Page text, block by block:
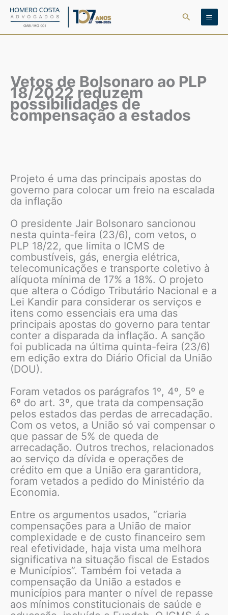
para
Pesquisar
Vetos de Bolsonaro ao PLP
18/2022 reduzem
possibilidades de
compensação a estados
Projeto é uma das principais apostas do
governo para colocar um freio na escalada
da inflação
O presidente Jair Bolsonaro sancionou
nesta quinta-feira (23/6), com vetos, o
PLP 18/22, que limita o ICMS de
combustíveis, gás, energia elétrica,
telecomunicações e transporte coletivo à
alíquota mínima de 17% a 18%. O projeto
que altera o Código Tributário Nacional e a
Lei Kandir para considerar os serviços e
itens como essenciais era uma das
principais apostas do governo para tentar
conter a disparada da inflação. A sanção
foi publicada na última quinta-feira (23/6)
em edição extra do Diário Oficial da União
(DOU).
Foram vetados os parágrafos 1º, 4º, 5º e
6º do art. 3º, que trata da compensação
pelos estados das perdas de arrecadação.
Com os vetos, a União só vai compensar o
que passar de 5% de queda de
arrecadação. Outros trechos, relacionados
ao serviço da dívida e operações de
crédito em que a União era garantidora,
foram vetados a pedido do Ministério da
Economia.
Entre os argumentos usados, “criaria
compensações para a União de maior
complexidade e de custo financeiro sem
real efetividade, haja vista uma melhora
significativa na situação fiscal de Estados
e Municípios”. Também foi vetada a
compensação da União a estados e
municípios para manter o nível de repasse
aos mínimos constitucionais de saúde e